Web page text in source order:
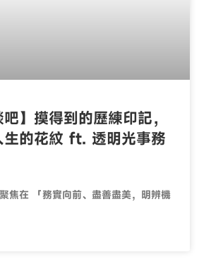
吧】摸得到的歷練印記，
生的花紋 ft. 透明光事務
焦在 「務實向前、盡善盡美，明辨機